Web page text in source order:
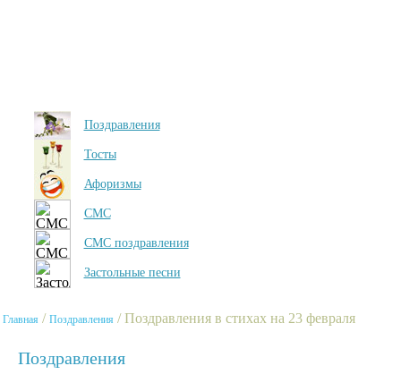
Поздравления
Тосты
Афоризмы
СМС
СМС поздравления
Застольные песни
Главная / Поздравления / Поздравления в стихах на 23 февраля
Поздравления